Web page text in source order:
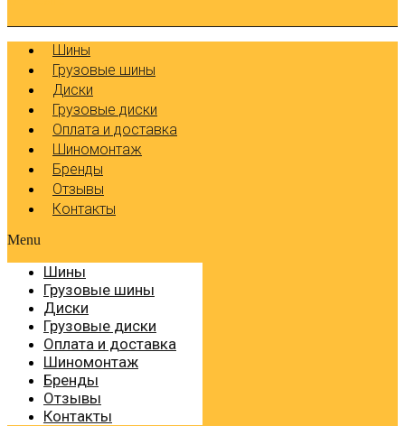
Шины
Грузовые шины
Диски
Грузовые диски
Оплата и доставка
Шиномонтаж
Бренды
Отзывы
Контакты
Menu
Шины
Грузовые шины
Диски
Грузовые диски
Оплата и доставка
Шиномонтаж
Бренды
Отзывы
Контакты